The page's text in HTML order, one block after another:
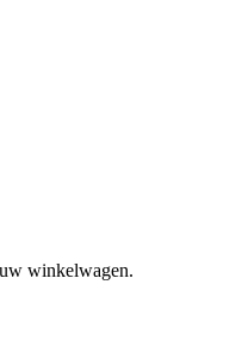
winkelwagen.